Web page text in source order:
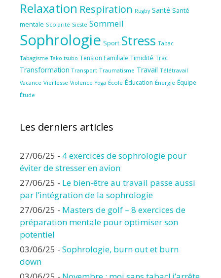
Relaxation Respiration Rugby Santé Santé
mentale Scolarité Sieste Sommeil
Sophrologie Sport Stress Tabac
Tabagisme Tako tsubo Tension Familiale Timidité Trac
Transformation Transport Traumatisme Travail Télétravail
Vacance Vieillesse Violence Yoga École Éducation Énergie Équipe
Étude
Les derniers articles
27/06/25 - 4 exercices de sophrologie pour
éviter de stresser en avion
27/06/25 - Le bien-être au travail passe aussi
par l’intégration de la sophrologie
27/06/25 - Masters de golf – 8 exercices de
préparation mentale pour optimiser son
potentiel
03/06/25 - Sophrologie, burn out et burn
down